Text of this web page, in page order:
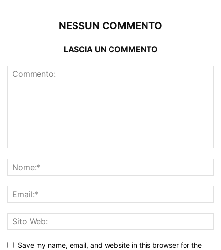
NESSUN COMMENTO
LASCIA UN COMMENTO
Save my name, email, and website in this browser for the